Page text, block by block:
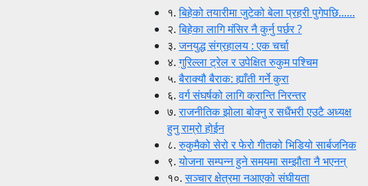
१.बिहेको तयारीमा जुटेको बेला प्रहरी पुगेपछि......
२.बिहेका लागि मंसिर नै कुर्नु पर्छर ?
३.जनयुद्ध संग्रहालय : एक चर्चा
४.गुरिल्ला ट्रेल र उपेक्षित रुकुम पश्चिम
५.बैराक्यौ बैराक: ह्याँती गर्ने कुरा
६.वर्ग संघर्षको लागि क्रान्ति निरन्तर
७.राजनीतिक झोला बोक्नु र सधैंभरी एउटै अध्यक्ष
हुनु राम्रो होईन
८.रुकुमैको सेरो र फेरो गीतको भिडियो सार्बजनिक
९.योजना सम्पन्न हुने समयमा सम्झौता नै भएनन्
१०.सञ्चार क्षेत्रमा नआएको संघीयता